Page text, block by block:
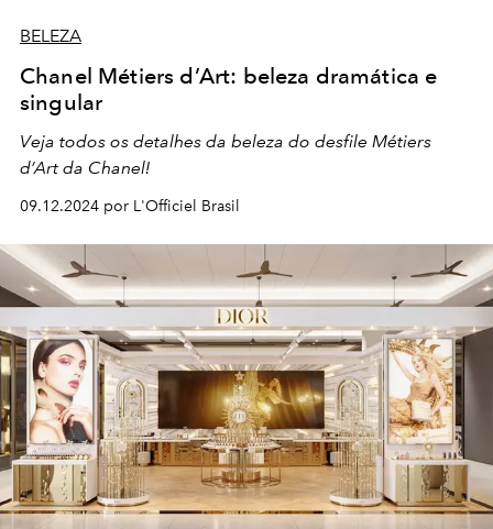
BELEZA
Chanel Métiers d’Art: beleza dramática e
singular
Veja todos os detalhes da beleza do desfile Métiers
d’Art da Chanel!
09.12.2024 por L'Officiel Brasil